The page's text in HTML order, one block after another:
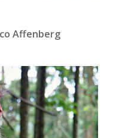
Affenberg